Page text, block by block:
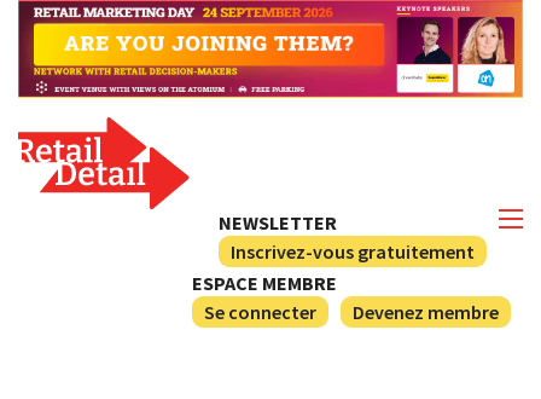
NEWSLETTER
Inscrivez-vous gratuitement
ESPACE MEMBRE
Se connecter
Devenez membre